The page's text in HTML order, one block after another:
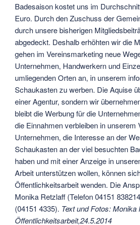
Badesaison kostet uns im
Euro. Durch den Zuschuss der
durch unsere bisherigen
abgedeckt. Deshalb erhöhten wir die
gehen im Vereinsmarketing neue
Unternehmen, Handwerkern und
umliegenden Orten an, in unserem
Schaukasten zu werben. Die Aquise
einer Agentur, sondern wir
bleibt die Werbung für die
die Einnahmen verbleiben in unserem
Unternehmen, die Interesse an der
Schaukasten an der viel besuchten
haben und mit einer Anzeige in
Arbeit unterstützen wollen, können
Öffentlichkeitsarbeit wenden. Die
Monika Retzlaff (Telefon 04151
(04151 4335). Text und Fotos: Monika
Öffentlichkeitsarbeit,24.5.2014